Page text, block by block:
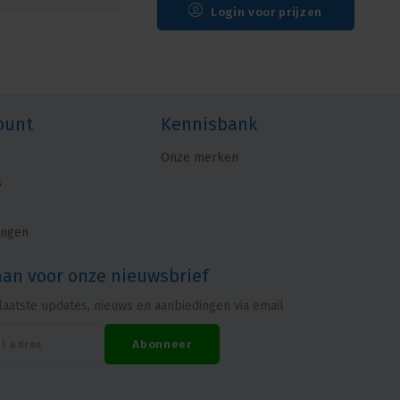
Login voor prijzen
Kennisbank
Onze merken
voor onze nieuwsbrief
updates, nieuws en aanbiedingen via email
Abonneer